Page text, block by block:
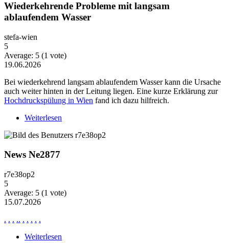
Wiederkehrende Probleme mit langsam
ablaufendem Wasser
stefa-wien
5
Average: 5 (1 vote)
19.06.2026
Bei wiederkehrend langsam ablaufendem Wasser kann die Ursache
auch weiter hinten in der Leitung liegen. Eine kurze Erklärung zur
Hochdruckspülung in Wien fand ich dazu hilfreich.
Weiterlesen
News Ne2877
r7e38op2
5
Average: 5 (1 vote)
15.07.2026
. . . .. . . . . .
Weiterlesen